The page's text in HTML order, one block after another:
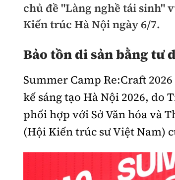
hình sự ATGT địa phương
Văn hóa giao thông
Lái xe an toàn
Chung tay vì ATGT
Gương sáng giao
xem thêm
sống Văn hóa - Giải Trí
Văn hóa
chủ đề "Làng nghề tái sinh"
Kiến trúc Hà Nội ngày 6/7.
Bảo tồn di sản bằng tư
Summer Camp Re:Craft
kế sáng tạo Hà Nội 2026, do
phối hợp với Sở Văn hóa và
(Hội Kiến trúc sư Việt Nam)